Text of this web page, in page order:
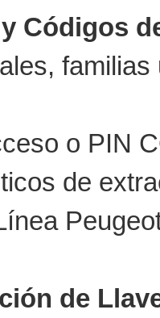
Códigos
o PIN
de
de